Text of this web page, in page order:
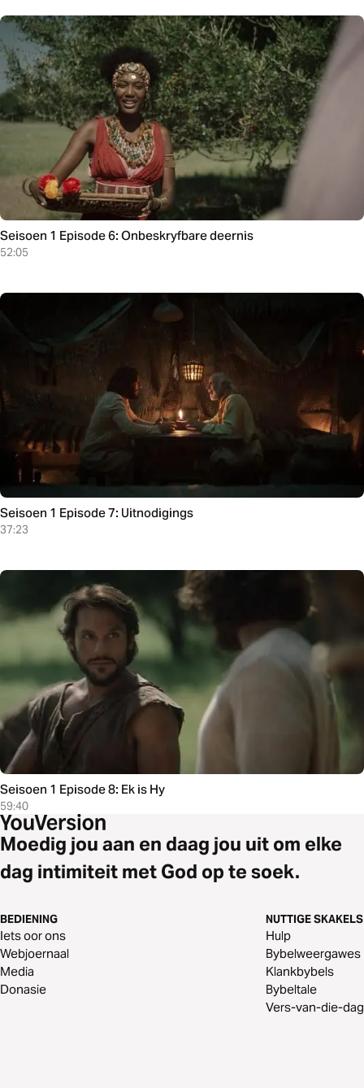
Seisoen 1 Episode 6: Onbeskryfbare deernis
52:05
Seisoen 1 Episode 7: Uitnodigings
37:23
Seisoen 1 Episode 8: Ek is Hy
59:40
Moedig jou aan en daag jou uit om elke
dag intimiteit met God op te soek.
BEDIENING
Iets oor ons
Webjoernaal
Media
Donasie
NUTTIGE SKAKELS
Hulp
Bybelweergawes
Klankbybels
Bybeltale
Vers-van-die-dag